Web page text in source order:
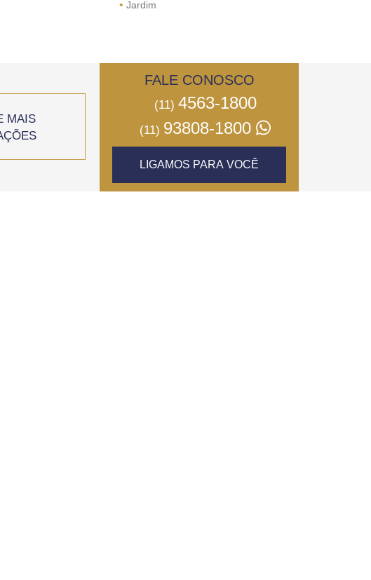
• Jardim
MAIS
FALE CONOSCO
(11) 4563-1800
(11) 93808-1800
LIGAMOS PARA VOCÊ